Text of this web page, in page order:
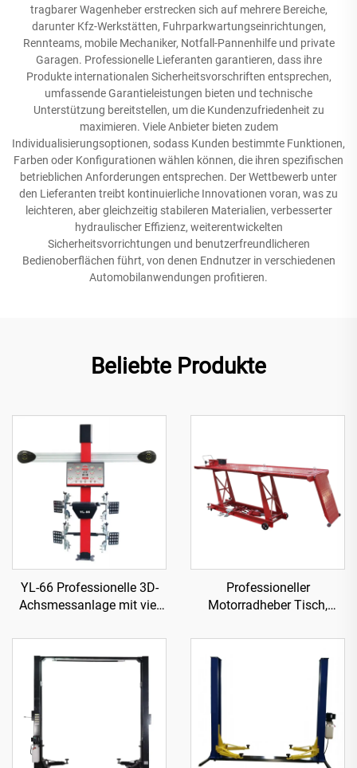
tragbarer Wagenheber erstrecken sich auf mehrere Bereiche,
darunter Kfz-Werkstätten, Fuhrparkwartungseinrichtungen,
Rennteams, mobile Mechaniker, Notfall-Pannenhilfe und private
Garagen. Professionelle Lieferanten garantieren, dass ihre
Produkte internationalen Sicherheitsvorschriften entsprechen,
umfassende Garantieleistungen bieten und technische
Unterstützung bereitstellen, um die Kundenzufriedenheit zu
maximieren. Viele Anbieter bieten zudem
Individualisierungsoptionen, sodass Kunden bestimmte Funktionen,
Farben oder Konfigurationen wählen können, die ihren spezifischen
betrieblichen Anforderungen entsprechen. Der Wettbewerb unter
den Lieferanten treibt kontinuierliche Innovationen voran, was zu
leichteren, aber gleichzeitig stabileren Materialien, verbesserter
hydraulischer Effizienz, weiterentwickelten
Sicherheitsvorrichtungen und benutzerfreundlicheren
Bedienoberflächen führt, von denen Endnutzer in verschiedenen
Automobilanwendungen profitieren.
Beliebte Produkte
YL-66 Professionelle 3D-
Achsmessanlage mit vier
Professioneller
Motorradheber Tisch,
TP04101D-500